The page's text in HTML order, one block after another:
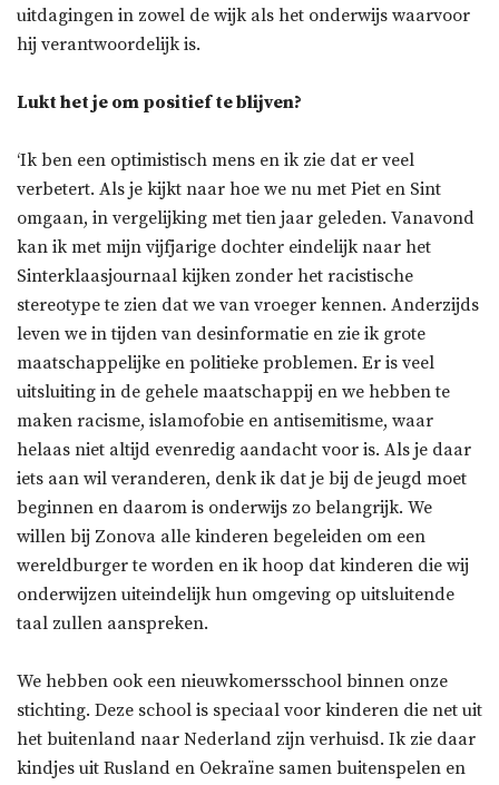
uitdagingen in zowel de wijk als het onderwijs waarvoor
hij verantwoordelijk is.
Lukt het je om positief te blijven?
‘Ik ben een optimistisch mens en ik zie dat er veel
verbetert. Als je kijkt naar hoe we nu met Piet en Sint
omgaan, in vergelijking met tien jaar geleden. Vanavond
kan ik met mijn vijfjarige dochter eindelijk naar het
Sinterklaasjournaal kijken zonder het racistische
stereotype te zien dat we van vroeger kennen. Anderzijds
leven we in tijden van desinformatie en zie ik grote
maatschappelijke en politieke problemen. Er is veel
uitsluiting in de gehele maatschappij en we hebben te
maken racisme, islamofobie en antisemitisme, waar
helaas niet altijd evenredig aandacht voor is. Als je daar
iets aan wil veranderen, denk ik dat je bij de jeugd moet
beginnen en daarom is onderwijs zo belangrijk. We
willen bij Zonova alle kinderen begeleiden om een
wereldburger te worden en ik hoop dat kinderen die wij
onderwijzen uiteindelijk hun omgeving op uitsluitende
taal zullen aanspreken.
We hebben ook een nieuwkomersschool binnen onze
stichting. Deze school is speciaal voor kinderen die net uit
het buitenland naar Nederland zijn verhuisd. Ik zie daar
kindjes uit Rusland en Oekraïne samen buitenspelen en